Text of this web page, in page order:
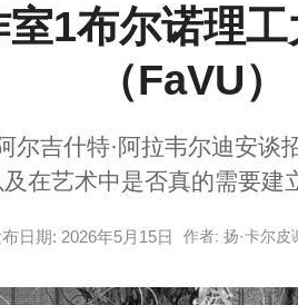
1布尔诺理
（FaVU）
尔吉什特·阿拉韦尔迪安谈
及在艺术中是否真的需要建
日期: 2026年5月15日 作者: 扬·卡尔皮